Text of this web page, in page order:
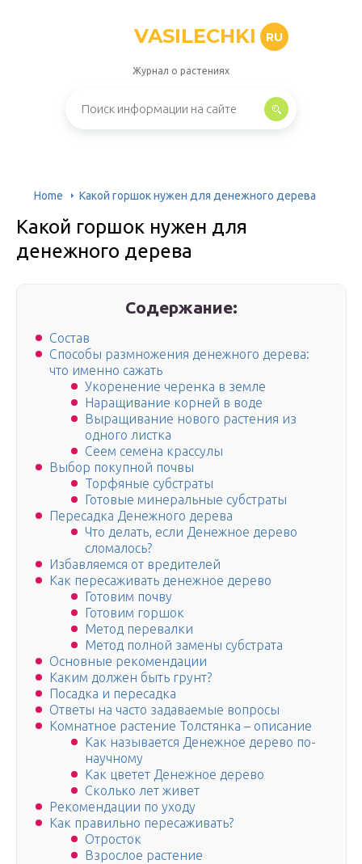
VASILECHKI RU
Журнал о растениях
Home Какой горшок нужен для денежного дерева
Какой горшок нужен для
денежного дерева
Содержание:
Состав
Способы размножения денежного дерева:
что именно сажать
Укоренение черенка в земле
Наращивание корней в воде
Выращивание нового растения из
одного листка
Сеем семена крассулы
Выбор покупной почвы
Торфяные субстраты
Готовые минеральные субстраты
Пересадка Денежного дерева
Что делать, если Денежное дерево
сломалось?
Избавляемся от вредителей
Как пересаживать денежное дерево
Готовим почву
Готовим горшок
Метод перевалки
Метод полной замены субстрата
Основные рекомендации
Каким должен быть грунт?
Посадка и пересадка
Ответы на часто задаваемые вопросы
Комнатное растение Толстянка – описание
Как называется Денежное дерево по-
научному
Как цветет Денежное дерево
Сколько лет живет
Рекомендации по уходу
Как правильно пересаживать?
Отросток
Взрослое растение